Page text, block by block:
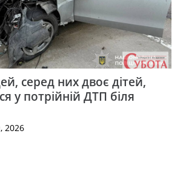
серед них двоє дітей,
у потрійній ДТП біля
2026